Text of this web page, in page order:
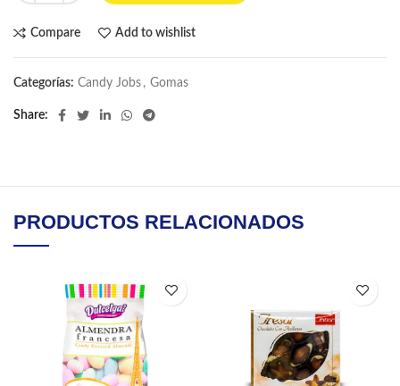
Compare Add to wishlist
Categorías: Candy Jobs , Gomas
Share
PRODUCTOS RELACIONADOS